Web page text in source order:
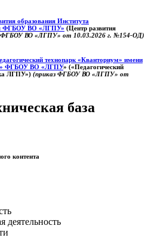
образования Института
ФГБОУ ВО «ЛГПУ» (Центр развития
ФГБОУ ВО «ЛГПУ» от 10.03.2026 г. №154-ОД)
технопарк «Кванториум» имени
ФГБОУ ВО «ЛГПУ» («Педагогический
ЛГПУ») (приказ ФГБОУ ВО «ЛГПУ» от
база
контента
деятельность